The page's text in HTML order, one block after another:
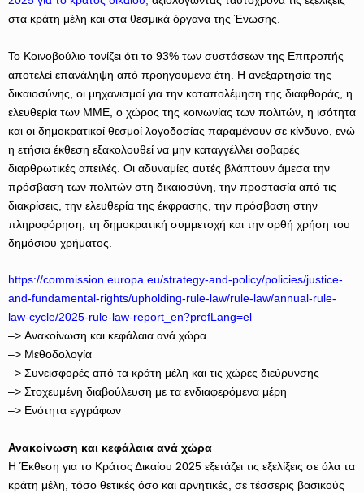
στα κράτη μέλη και στα θεσμικά όργανα της Ένωσης.
Το Κοινοβούλιο τονίζει ότι το 93% των συστάσεων της Επιτροπής
αποτελεί επανάληψη από προηγούμενα έτη. Η ανεξαρτησία της
δικαιοσύνης, οι μηχανισμοί για την καταπολέμηση της διαφθοράς, η
ελευθερία των ΜΜΕ, ο χώρος της κοινωνίας των πολιτών, η ισότητα
και οι δημοκρατικοί θεσμοί λογοδοσίας παραμένουν σε κίνδυνο, ενώ
η ετήσια έκθεση εξακολουθεί να μην καταγγέλλει σοβαρές
διαρθρωτικές απειλές. Οι αδυναμίες αυτές βλάπτουν άμεσα την
πρόσβαση των πολιτών στη δικαιοσύνη, την προστασία από τις
διακρίσεις, την ελευθερία της έκφρασης, την πρόσβαση στην
πληροφόρηση, τη δημοκρατική συμμετοχή και την ορθή χρήση του
δημόσιου χρήματος.
https://commission.europa.eu/strategy-and-policy/policies/justice-
and-fundamental-rights/upholding-rule-law/rule-law/annual-rule-
law-cycle/2025-rule-law-report_en?prefLang=el
–> Ανακοίνωση και κεφάλαια ανά χώρα
–> Μεθοδολογία
–> Συνεισφορές από τα κράτη μέλη και τις χώρες διεύρυνσης
–> Στοχευμένη διαβούλευση με τα ενδιαφερόμενα μέρη
–> Ενότητα εγγράφων
Ανακοίνωση και κεφάλαια ανά χώρα
Η Έκθεση για το Κράτος Δικαίου 2025 εξετάζει τις εξελίξεις σε όλα τα
κράτη μέλη, τόσο θετικές όσο και αρνητικές, σε τέσσερις βασικούς